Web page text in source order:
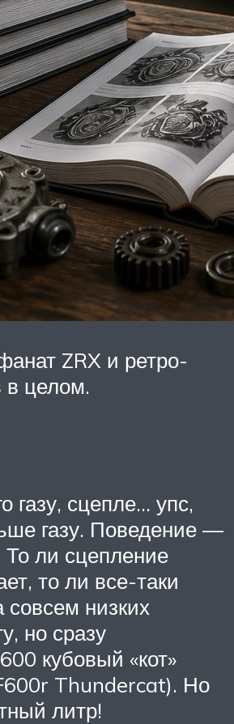
ZRX и ретро-
в целом.
газу, сцепле… упс,
газу. Поведение —
То ли сцепление
то ли все-таки
низких
но сразу
кубовый «кот»
Thundercat). Но
литр!